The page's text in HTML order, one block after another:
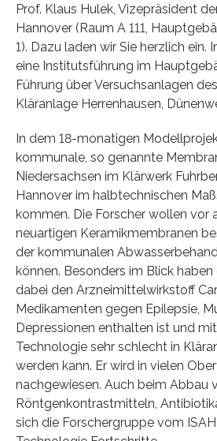
Prof. Klaus Hulek, Vizepräsident
Hannover (Raum A 111,
1). Dazu laden wir Sie herzlich ein.
eine Institutsführung im
Führung über Versuchsanlagen
Kläranlage Herrenhausen,
In dem 18-monatigen
kommunale, so genannte
Niedersachsen im Klärwerk
Hannover im halbtechnischen
kommen. Die Forscher wollen vor
neuartigen Keramikmembranen
der kommunalen
können. Besonders im Blick
dabei den Arzneimittelwirkstoff
Medikamenten gegen Epilepsie,
Depressionen enthalten ist und
Technologie sehr schlecht in
werden kann. Er wird in vielen
nachgewiesen. Auch beim Abbau
Röntgenkontrastmitteln,
sich die Forschergruppe vom